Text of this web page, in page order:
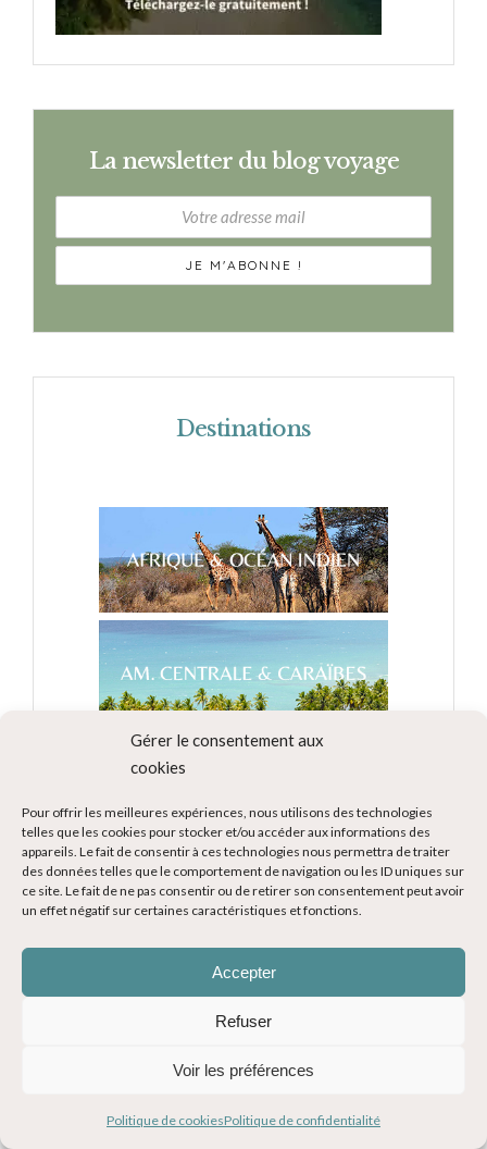
Gérer le consentement aux
cookies
Pour offrir les meilleures expériences, nous utilisons des technologies
telles que les cookies pour stocker et/ou accéder aux informations des
appareils. Le fait de consentir à ces technologies nous permettra de traiter
des données telles que le comportement de navigation ou les ID uniques sur
ce site. Le fait de ne pas consentir ou de retirer son consentement peut avoir
un effet négatif sur certaines caractéristiques et fonctions.
Accepter
Refuser
Voir les préférences
Politique de cookiesPolitique de confidentialité
La newsletter du blog voyage
Destinations